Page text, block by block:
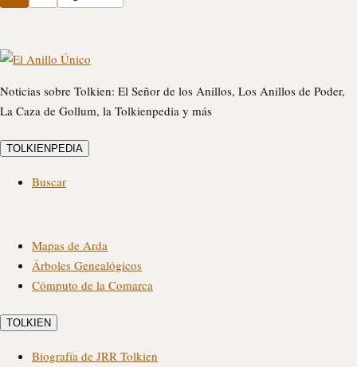
lo
que
Noticias sobre Tolkien: El Señor de los Anillos, Los Anillos de Poder,
La Caza de Gollum, la Tolkienpedia y más
TOLKIENPEDIA
Buscar
Mapas de Arda
Árboles Genealógicos
Cómputo de la Comarca
TOLKIEN
Biografía de JRR Tolkien